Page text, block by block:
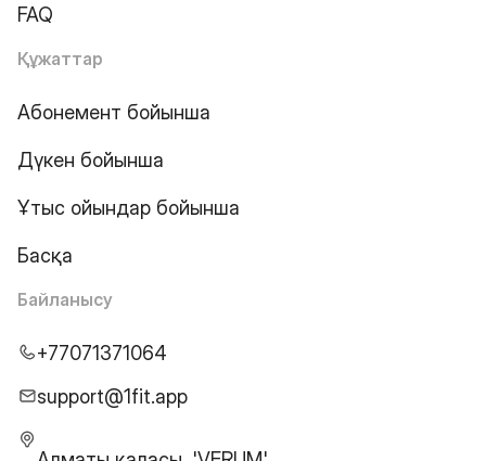
FAQ
Құжаттар
Абонемент бойынша
Дүкен бойынша
Ұтыс ойындар бойынша
Басқа
Байланысу
+77071371064
support@1fit.app